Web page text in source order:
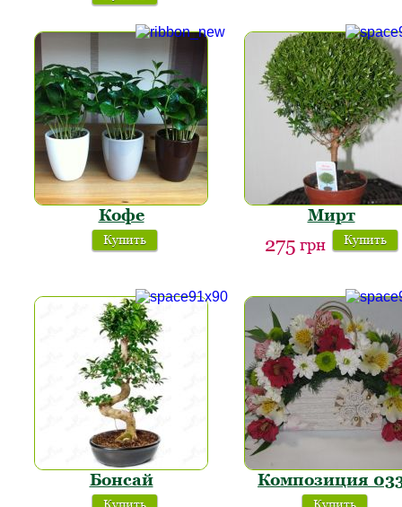
Кофе
Купить
Мирт
275 грн Купить
Бонсай
Купить
Композиция
Купить